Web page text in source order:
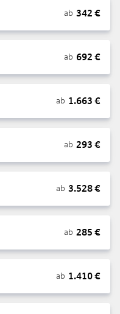
ab 342 €
ab 692 €
ab 1.663 €
ab 293 €
ab 3.528€
ab 285 €
ab 1.410€